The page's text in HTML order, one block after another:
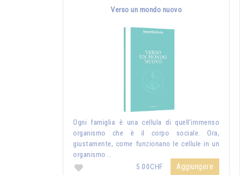
Verso un mondo nuovo
Ogni famiglia è una cellula di quell’immenso
organismo che è il corpo sociale. Ora,
giustamente, come funzionano le cellule in un
organismo …
5.00CHF
Aggiungere